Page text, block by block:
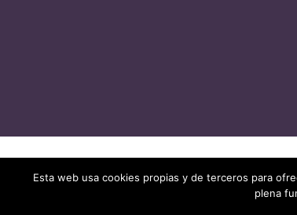
Esta web usa cookies propias y de terceros para
plena